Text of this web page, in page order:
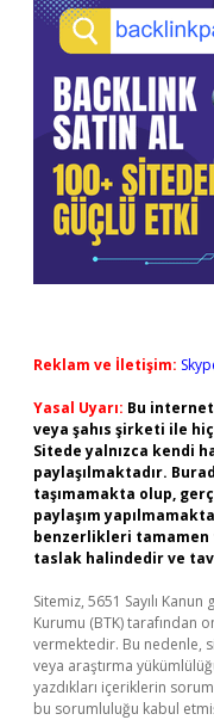
Reklam ve İletişim:
Yasal Uyarı: Bu
veya şahıs şirketi ile
Sitede yalnızca kendi
paylaşılmaktadır.
taşımamakta olup,
paylaşım
benzerlikleri
taslak halindedir ve
Sitemiz, 5651 Sayılı
Kurumu (BTK) tarafından
vermektedir. Bu nedenle,
veya araştırma
yazdıkları içeriklerin
bu sorumluluğu kabul